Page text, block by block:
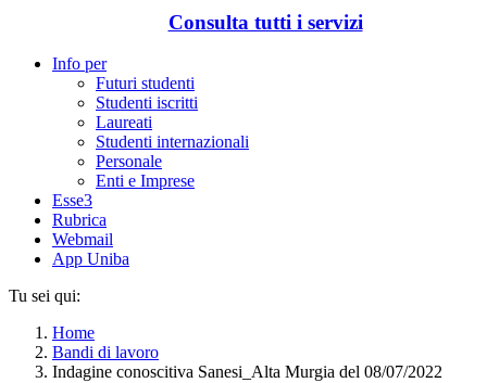
Consulta tutti i servizi
Info per
Futuri studenti
Studenti iscritti
Laureati
Studenti internazionali
Personale
Enti e Imprese
Esse3
Rubrica
Webmail
App Uniba
Tu sei qui:
Home
Bandi di lavoro
Indagine conoscitiva Sanesi_Alta Murgia del 08/07/2022